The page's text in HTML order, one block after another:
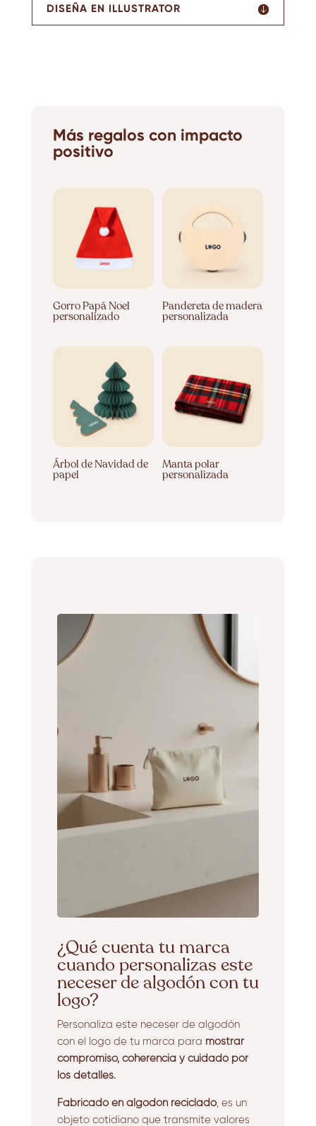
DISEÑA EN ILLUSTRATOR
Más regalos con impacto
positivo
Gorro Papá Noel
personalizado
Pandereta de madera
personalizada
Árbol de Navidad de
papel
Manta polar
personalizada
¿Qué cuenta tu marca
cuando personalizas este
neceser de algodón con tu
logo?
Personaliza este neceser de algodón
con el logo de tu marca para mostrar
compromiso, coherencia y cuidado por
los detalles.
Fabricado en algodón reciclado, es un
objeto cotidiano que transmite valores